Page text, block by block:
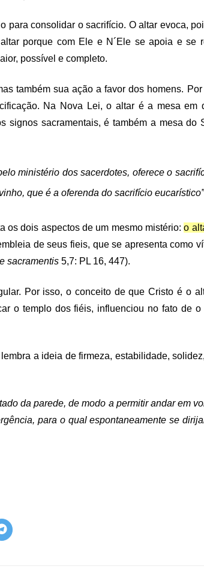
para consolidar o sacrifício. O altar evoca,
porque com Ele e N´Ele se apoia e se
possível e completo.
também sua ação a favor dos homens.
Na Nova Lei, o altar é a mesa em
sacramentais, é também a mesa do
ministério dos sacerdotes, oferece o
que é a oferenda do sacrifício
os dois aspectos de um mesmo mistério:o
de seus fieis, que se apresenta como
sacramentis 5,7: PL 16, 447).
Por isso, o conceito de que Cristo é o
o templo dos fiéis, influenciou no fato de o
a ideia de firmeza, estabilidade,
da parede, de modo a permitir andar em
para o qual espontaneamente se